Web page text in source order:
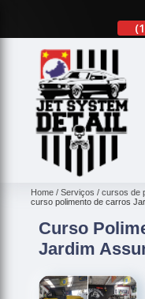
Home Serviços cursos de
curso polimento de carros
Curso
Jardim